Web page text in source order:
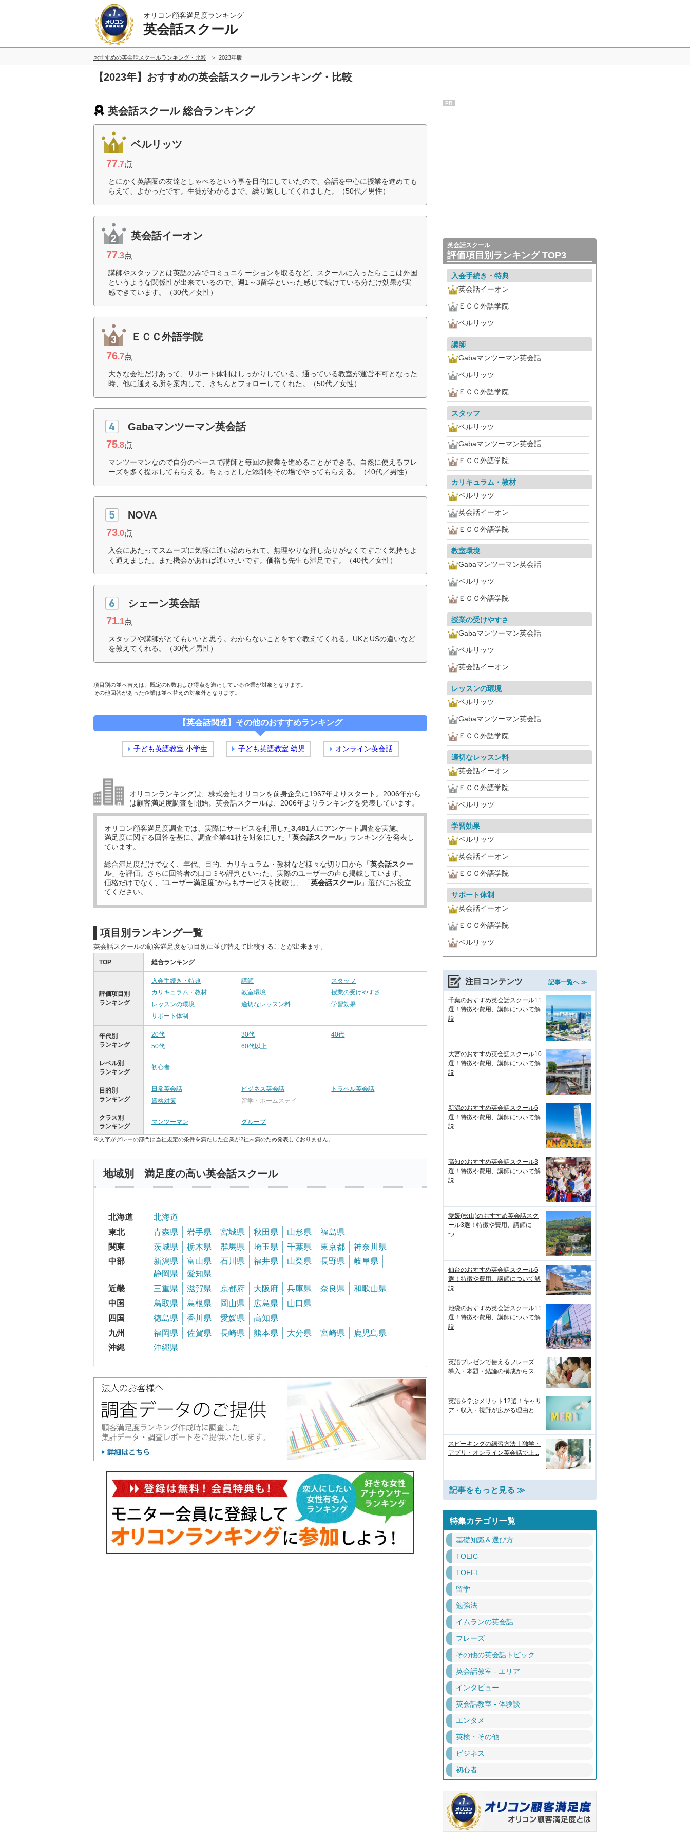
オリコン顧客満足度ランキング
英会話スクール
おすすめの英会話スクールランキング・比較 2023年版
【2023年】おすすめの英会話スクールランキング・比較
英会話スクール 総合ランキング
ベルリッツ
77.7点
とにかく英語圏の友達としゃべるという事を目的にしていたので、会話を中心に授業を進めても
らえて、よかったです。生徒がわかるまで、繰り返ししてくれました。（50代／男性）
英会話イーオン
77.3点
講師やスタッフとは英語のみでコミュニケーションを取るなど、スクールに入ったらここは外国
というような関係性が出来ているので、週1～3留学といった感じで続けている分だけ効果が実
感できています。（30代／女性）
ＥＣＣ外語学院
76.7点
大きな会社だけあって、サポート体制はしっかりしている。通っている教室が運営不可となった
時、他に通える所を案内して、きちんとフォローしてくれた。（50代／女性）
Gabaマンツーマン英会話
75.8点
マンツーマンなので自分のペースで講師と毎回の授業を進めることができる。自然に使えるフレ
ーズを多く提示してもらえる。ちょっとした添削をその場でやってもらえる。（40代／男性）
NOVA
73.0点
入会にあたってスムーズに気軽に通い始められて、無理やりな押し売りがなくてすごく気持ちよ
く通えました。また機会があれば通いたいです。価格も先生も満足です。（40代／女性）
シェーン英会話
71.1点
スタッフや講師がとてもいいと思う。わからないことをすぐ教えてくれる。UKとUSの違いなど
を教えてくれる。（30代／男性）
項目別の並べ替えは、既定のN数および得点を満たしている企業が対象となります。
その他回答があった企業は並べ替えの対象外となります。
【英会話関連】その他のおすすめランキング
子ども英語教室 小学生 子ども英語教室 幼児 オンライン英会話
オリコンランキングは、株式会社オリコンを前身企業に1967年よりスタート。2006年から
は顧客満足度調査を開始。英会話スクールは、2006年よりランキングを発表しています。
オリコン顧客満足度調査では、実際にサービスを利用した3,481人にアンケート調査を実施。
満足度に関する回答を基に、調査企業41社を対象にした「英会話スクール」ランキングを発表し
ています。
総合満足度だけでなく、年代、目的、カリキュラム・教材など様々な切り口から「英会話スクー
ル」を評価。さらに回答者の口コミや評判といった、実際のユーザーの声も掲載しています。
価格だけでなく、“ユーザー満足度”からもサービスを比較し、「英会話スクール」選びにお役立
てください。
項目別ランキング一覧
英会話スクールの顧客満足度を項目別に並び替えて比較することが出来ます。
TOP 総合ランキング
評価項目別
ランキング
入会手続き・特典 講師
スタッフ
カリキュラム・教材
教室環境
授業の受けやすさ
レッスンの環境
適切なレッスン料
学習効果
サポート体制
年代別
ランキング
20代 30代
40代
50代
60代以上
レベル別
ランキング
初心者
目的別
ランキング
日常英会話 ビジネス英会話
トラベル英会話
資格対策
留学・ホームステイ
クラス別
ランキング
マンツーマン グループ
※文字がグレーの部門は当社規定の条件を満たした企業が2社未満のため発表しておりません。
地域別 満足度の高い英会話スクール
北海道
北海道
東北
青森県 岩手県 宮城県 秋田県 山形県
福島県
関東
茨城県 栃木県 群馬県 埼玉県 千葉県 東京都
神奈川県
中部
新潟県 富山県 石川県 福井県 山梨県 長野県
岐阜県
静岡県
愛知県
近畿
三重県 滋賀県 京都府 大阪府 兵庫県 奈良県
和歌山県
中国
鳥取県 島根県 岡山県 広島県
山口県
四国
徳島県 香川県 愛媛県
高知県
九州
福岡県 佐賀県 長崎県 熊本県 大分県 宮崎県
鹿児島県
沖縄
沖縄県
PR
英会話スクール
評価項目別ランキング TOP3
入会手続き・特典
英会話イーオン
ＥＣＣ外語学院
ベルリッツ
講師
Gabaマンツーマン英会話
ベルリッツ
ＥＣＣ外語学院
スタッフ
ベルリッツ
Gabaマンツーマン英会話
ＥＣＣ外語学院
カリキュラム・教材
ベルリッツ
英会話イーオン
ＥＣＣ外語学院
教室環境
Gabaマンツーマン英会話
ベルリッツ
ＥＣＣ外語学院
授業の受けやすさ
Gabaマンツーマン英会話
ベルリッツ
英会話イーオン
レッスンの環境
ベルリッツ
Gabaマンツーマン英会話
ＥＣＣ外語学院
適切なレッスン料
英会話イーオン
ＥＣＣ外語学院
ベルリッツ
学習効果
ベルリッツ
英会話イーオン
ＥＣＣ外語学院
サポート体制
英会話イーオン
ＥＣＣ外語学院
ベルリッツ
注目コンテンツ 記事一覧へ ≫
千葉のおすすめ英会話スクール11
選！特徴や費用、講師について解
説
大宮のおすすめ英会話スクール10
選！特徴や費用、講師について解
説
新潟のおすすめ英会話スクール6
選！特徴や費用、講師について解
説
高知のおすすめ英会話スクール3
選！特徴や費用、講師について解
説
愛媛(松山)のおすすめ英会話スク
ール3選！特徴や費用、講師に
つ...
仙台のおすすめ英会話スクール6
選！特徴や費用、講師について解
説
池袋のおすすめ英会話スクール11
選！特徴や費用、講師について解
説
英語プレゼンで使えるフレーズ
導入・本題・結論の構成からス...
英語を学ぶメリット12選！キャリ
ア・収入・視野が広がる理由と...
スピーキングの練習方法｜独学・
アプリ・オンライン英会話で上...
記事をもっと見る ≫
特集カテゴリ一覧
基礎知識＆選び方
TOEIC
TOEFL
留学
勉強法
イムランの英会話
フレーズ
その他の英会話トピック
英会話教室 - エリア
インタビュー
英会話教室 - 体験談
エンタメ
英検・その他
ビジネス
初心者